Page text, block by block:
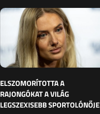
ELSZOMORÍTOTTA A
RAJONGÓKAT A VILÁG
LEGSZEXISEBB SPORTOLÓNŐJE